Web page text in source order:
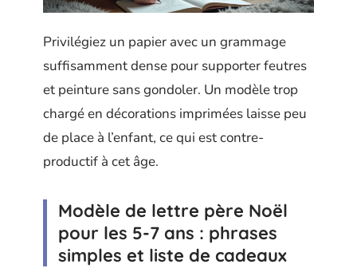
Privilégiez un papier avec un grammage
suffisamment dense pour supporter feutres
et peinture sans gondoler. Un modèle trop
chargé en décorations imprimées laisse peu
de place à l’enfant, ce qui est contre-
productif à cet âge.
Modèle de lettre père Noël
pour les 5-7 ans : phrases
simples et liste de cadeaux